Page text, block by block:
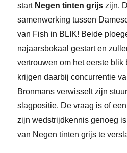
start Negen tinten grijs zijn.
samenwerking tussen
van Fish in BLIK! Beide
najaarsbokaal gestart en
vertrouwen om het eerste blik
krijgen daarbij concurrentie
Bronmans verwisselt zijn
slagpositie. De vraag is of
zijn wedstrijdkennis genoeg
van Negen tinten grijs te